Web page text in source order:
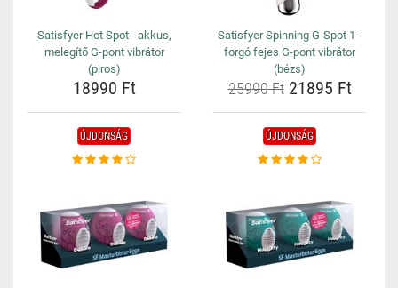
Satisfyer Hot Spot - akkus,
melegítő G-pont vibrátor
(piros)
18990 Ft
Satisfyer Spinning G-Spot 1 -
forgó fejes G-pont vibrátor
(bézs)
25990 Ft21895 Ft
ÚJDONSÁG ÚJDONSÁG